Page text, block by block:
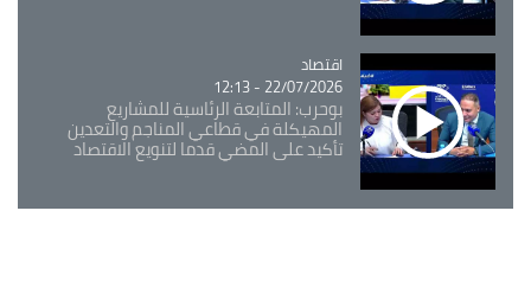
Catégorie
اقتصاد
22/07/2026 - 12:13
بوحرب: المتابعة الرئاسية للمشاريع
المهيكلة في قطاعي المناجم والتعدين
تأكيد على المضي قدما لتنويع الاقتصاد